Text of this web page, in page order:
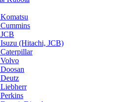
(Hitachi, JCB)